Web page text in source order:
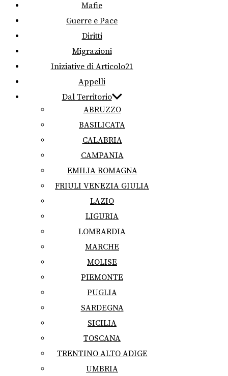
Mafie
Guerre e Pace
Diritti
Migrazioni
Iniziative di Articolo21
Appelli
Dal Territorio
ABRUZZO
BASILICATA
CALABRIA
CAMPANIA
EMILIA ROMAGNA
FRIULI VENEZIA GIULIA
LAZIO
LIGURIA
LOMBARDIA
MARCHE
MOLISE
PIEMONTE
PUGLIA
SARDEGNA
SICILIA
TOSCANA
TRENTINO ALTO ADIGE
UMBRIA